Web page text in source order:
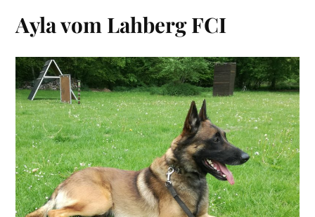
Ayla vom Lahberg FCI